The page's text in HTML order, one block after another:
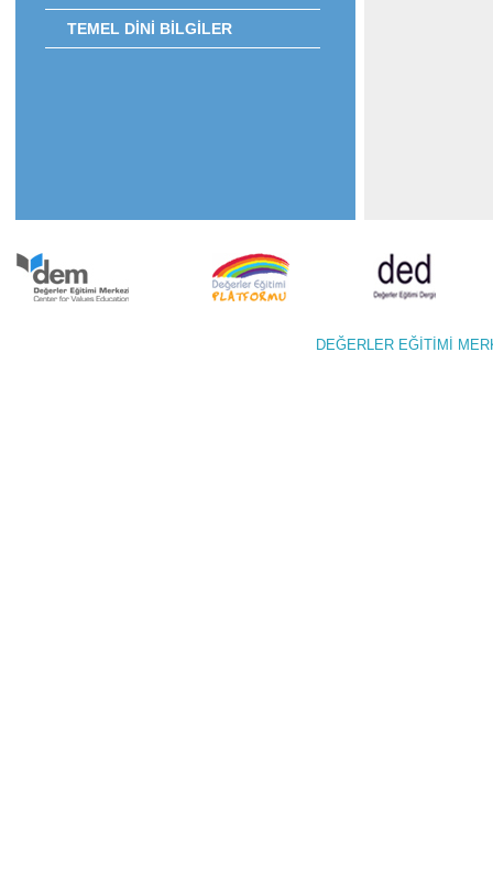
TEMEL DİNİ BİLGİLER
DEĞERLER EĞİTİMİ